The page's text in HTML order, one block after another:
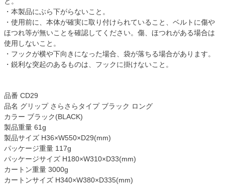
・本製品にぶら下がらないこと。
・使用前に、本体が確実に取り付けられていること、ベルトに傷や
ほつれ等が無いことを確認してください。傷、ほつれがある場合は
使用しないこと。
・フックが横や下向きになった場合、袋が落ちる場合があります。
・鋭利な突起のあるものは、フックに掛けないこと。
品番 CD29
品名 グリップ さらさらタイプ ブラック ロング
カラー ブラック(BLACK)
製品重量 61g
製品サイズ H36×W550×D29(mm)
パッケージ重量 117g
パッケージサイズ H180×W310×D33(mm)
カートン重量 3000g
カートンサイズ H340×W380×D335(mm)